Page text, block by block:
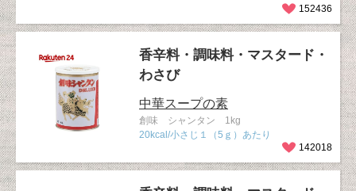
152436
香辛料・調味料・マスタード・
わさび
中華スープの素
創味 シャンタン 1kg
20kcal/小さじ１（5ｇ）あたり
142018